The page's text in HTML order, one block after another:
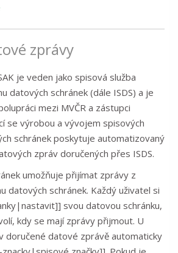
zprávy
je veden jako spisová služba
datových schránek (dále ISDS) a je
mezi MVČR a zástupci
se výrobou a vývojem spisových
schránek poskytuje automatizovaný
zpráv doručených přes ISDS.
umožňuje přijímat zprávy z
datových schránek. Každý uživatel si
svou datovou schránku,
kdy se mají zprávy přijmout. U
doručené datové zprávě automaticky